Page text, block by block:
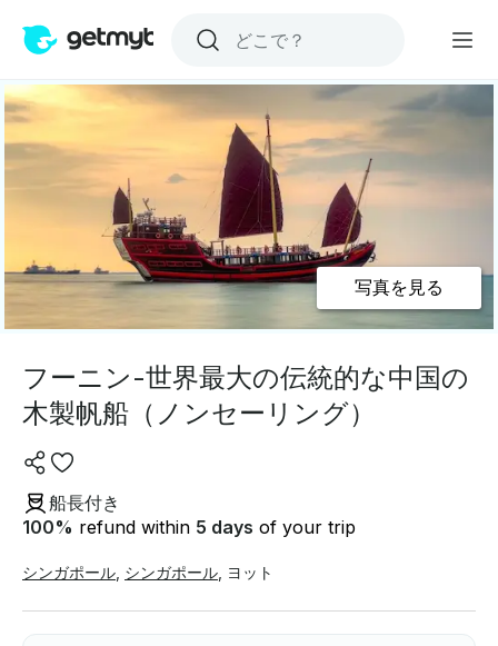
写真を見る
フーニン-世界最大の伝統的な中国の
木製帆船（ノンセーリング）
船長付き
100% refund within 5 days of your trip
シンガポール シンガポール ヨット